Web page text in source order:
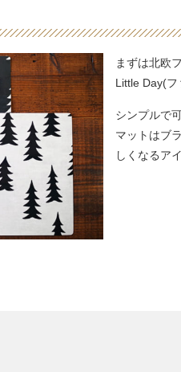
まずは北欧
Little Day(フ
シンプルで
マットはブ
しくなるア